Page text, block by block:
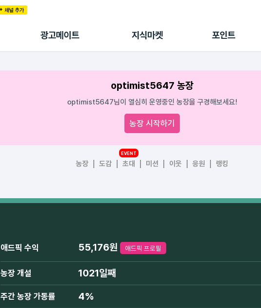
광고메이트 지식마켓 포인트
광고리포트
출석 룰렛
후원
optimist5647 농장
optimist5647님이 열심히 운영중인 농장을 구경해보세요!
농장 시작하기
농장 도감 초대
EVENT
미션 이웃 응원 랭킹
애드픽 수익 55,176원 애드픽 프로필
농장 개설 1021일째
주간 농장 가동률 4%